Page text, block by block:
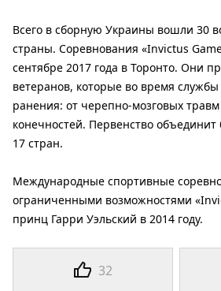
32
Всего в сборную Украины вошли 30
страны. Соревнования «Invictus
сентябре 2017 года в Торонто. Они
ветеранов, которые во время
ранения: от черепно-мозговых
конечностей. Первенство объединит
17 стран.
Международные спортивные
ограниченными возможностями
принц Гарри Уэльский в 2014 году.